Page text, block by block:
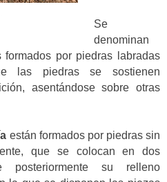
Se
denominan
formados por piedras labradas
las piedras se sostienen
asentándose sobre otras
están formados por piedras sin
que se colocan en dos
posteriormente su relleno